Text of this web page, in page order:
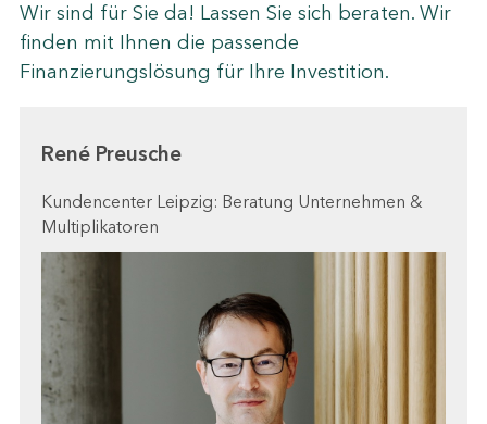
Wir sind für Sie da! Lassen Sie sich beraten. Wir
finden mit Ihnen die passende
Finanzierungslösung für Ihre Investition.
René Preusche
Kundencenter Leipzig: Beratung Unternehmen &
Multiplikatoren